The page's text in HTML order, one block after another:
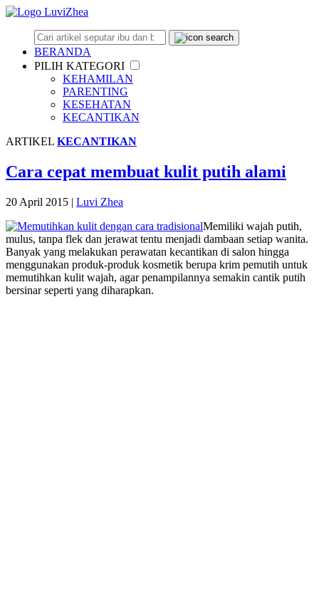
BERANDA
PILIH KATEGORI
KEHAMILAN
PARENTING
KESEHATAN
KECANTIKAN
ARTIKEL KECANTIKAN
Cara cepat membuat kulit putih alami
20 April 2015 | Luvi Zhea
Memiliki wajah putih,
mulus, tanpa flek dan jerawat tentu menjadi dambaan setiap wanita.
Banyak yang melakukan perawatan kecantikan di salon hingga
menggunakan produk-produk kosmetik berupa krim pemutih untuk
memutihkan kulit wajah, agar penampilannya semakin cantik putih
bersinar seperti yang diharapkan.